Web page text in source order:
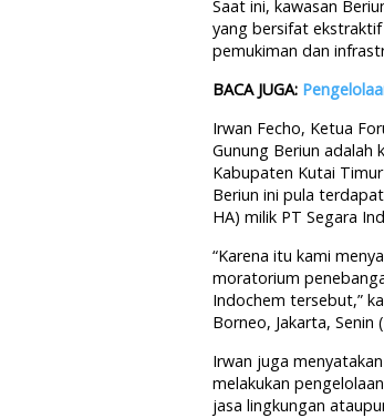
Saat ini, kawasan
yang bersifat
pemukiman dan
BACA JUGA:
Irwan Fecho, Ketua
Gunung Beriun adalah
Kabupaten Kutai
Beriun ini pula
HA) milik PT Segara
“Karena itu kami
moratorium
Indochem tersebut,”
Borneo, Jakarta, Senin
Irwan juga
melakukan
jasa lingkungan